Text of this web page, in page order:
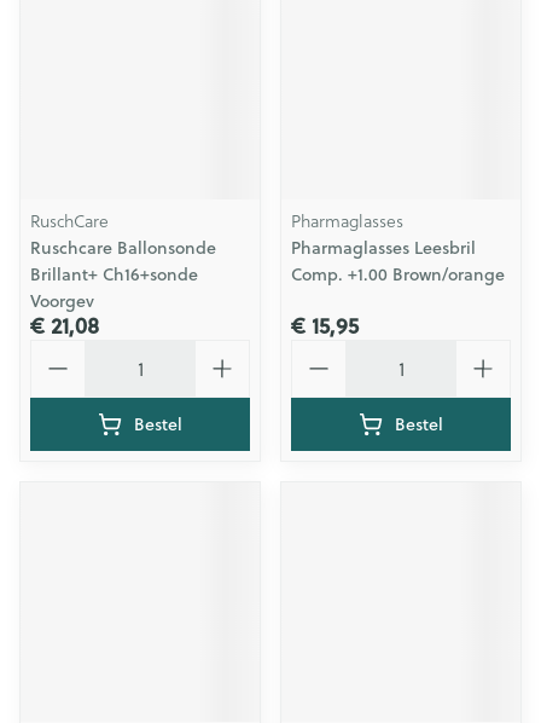
RuschCare
Ruschcare Ballonsonde
Brillant+ Ch16+sonde
Voorgev
€ 21,08
Bestel
Pharmaglasses
Pharmaglasses Leesbril
Comp. +1.00 Brown/orange
€ 15,95
Bestel